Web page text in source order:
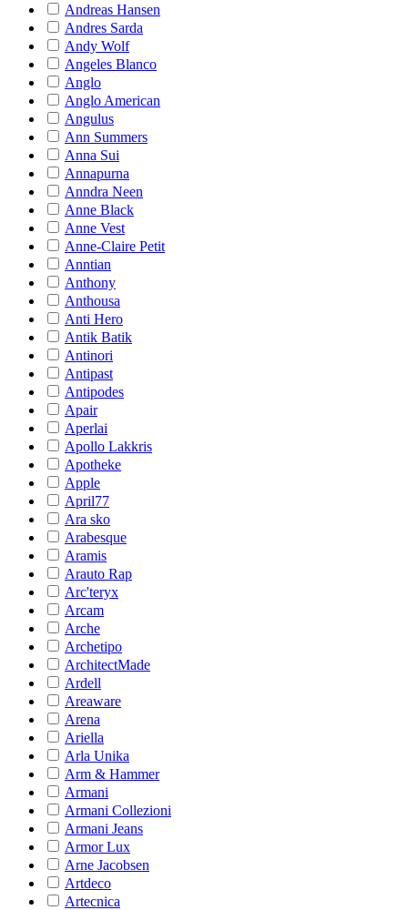
Andreas Hansen
Andres Sarda
Andy Wolf
Angeles Blanco
Anglo
Anglo American
Angulus
Ann Summers
Anna Sui
Annapurna
Anndra Neen
Anne Black
Anne Vest
Anne-Claire Petit
Anntian
Anthony
Anthousa
Anti Hero
Antik Batik
Antinori
Antipast
Antipodes
Apair
Aperlai
Apollo Lakkris
Apotheke
Apple
April77
Ara sko
Arabesque
Aramis
Arauto Rap
Arc'teryx
Arcam
Arche
Archetipo
ArchitectMade
Ardell
Areaware
Arena
Ariella
Arla Unika
Arm & Hammer
Armani
Armani Collezioni
Armani Jeans
Armor Lux
Arne Jacobsen
Artdeco
Artecnica